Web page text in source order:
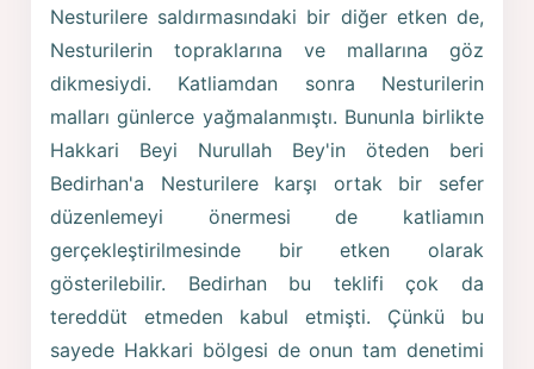
Nesturilere saldırmasındaki bir diğer etken de,
Nesturilerin topraklarına ve mallarına göz
dikmesiydi. Katliamdan sonra Nesturilerin
malları günlerce yağmalanmıştı. Bununla birlikte
Hakkari Beyi Nurullah Bey'in öteden beri
Bedirhan'a Nesturilere karşı ortak bir sefer
düzenlemeyi önermesi de katliamın
gerçekleştirilmesinde bir etken olarak
gösterilebilir. Bedirhan bu teklifi çok da
tereddüt etmeden kabul etmişti. Çünkü bu
sayede Hakkari bölgesi de onun tam denetimi